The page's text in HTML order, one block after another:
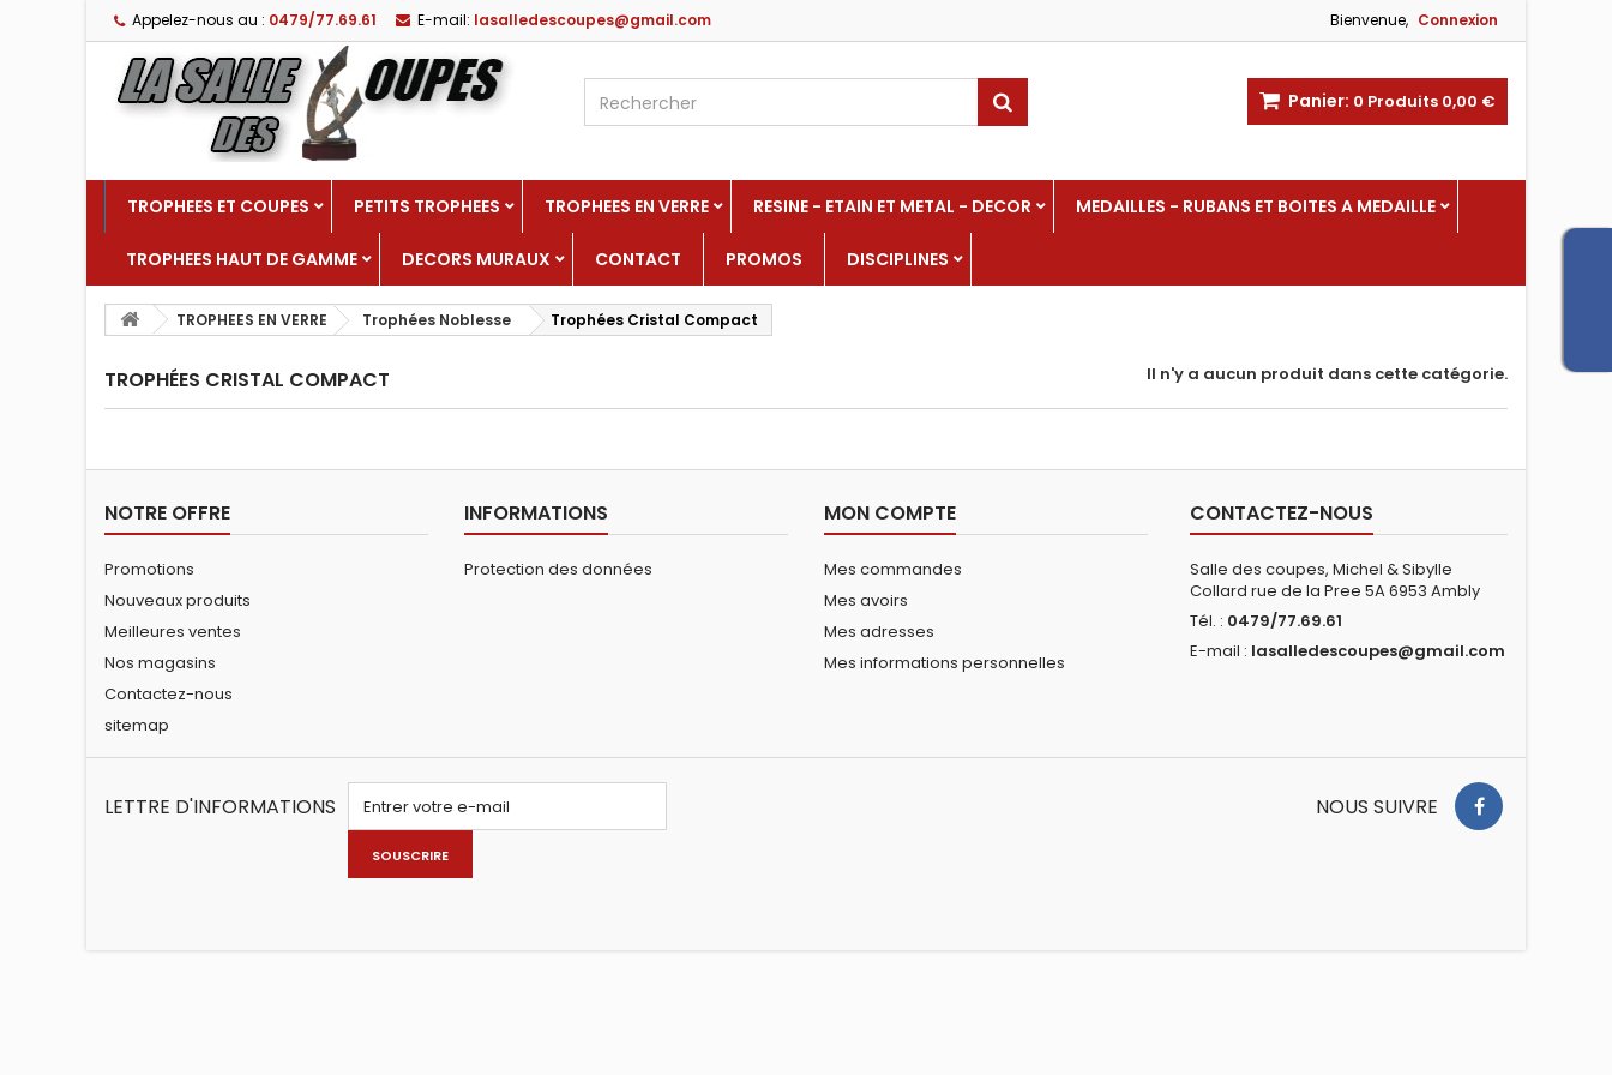
Bienvenue, Connexion
Appelez-nous au : 0479/77.69.61 E-mail: lasalledescoupes@gmail.com
Panier: 0 Produits 0,00 €
TROPHEES ET COUPES PETITS TROPHEES TROPHEES EN VERRE RESINE - ETAIN ET METAL - DECOR MEDAILLES - RUBANS ET BOITES A MEDAILLE
TROPHEES HAUT DE GAMME DECORS MURAUX CONTACT PROMOS DISCIPLINES
TROPHEES EN VERRE Trophées Noblesse Trophées Cristal Compact
TROPHÉES CRISTAL COMPACT Il n'y a aucun produit dans cette catégorie.
NOTRE OFFRE
Promotions
Nouveaux produits
Meilleures ventes
Nos magasins
Contactez-nous
sitemap
INFORMATIONS
Protection des données
MON COMPTE
Mes commandes
Mes avoirs
Mes adresses
Mes informations personnelles
CONTACTEZ-NOUS
Salle des coupes, Michel & Sibylle
Collard rue de la Pree 5A 6953 Ambly
Tél. : 0479/77.69.61
E-mail : lasalledescoupes@gmail.com
LETTRE D'INFORMATIONS
SOUSCRIRE
NOUS SUIVRE